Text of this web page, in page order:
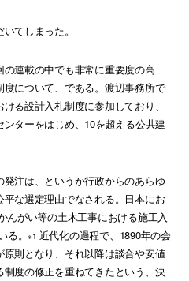
てしまった。
連載の中でも非常に重要度の高
について、である。渡辺事務所で
る設計入札制度に参加しており、
ターをはじめ、10を超える公共建
注は、というか行政からのあらゆ
な選定理由でなされる。日本にお
んがい等の土木工事における施工入
る。※1 近代化の過程で、1890年の会
則となり、それ以降は談合や安値
度の修正を重ねてきたという、決